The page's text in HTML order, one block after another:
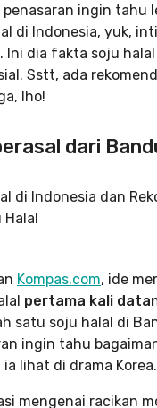
ingin tahu
di Indonesia, yuk,
Ini dia fakta soju
Sstt, ada
lho!
dari
Kompas.com, ide
pertama kali
satu soju halal di
ingin tahu
lihat di drama Korea.
mengenai racikan